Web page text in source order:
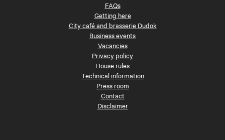
FAQs
Getting here
City café and brasserie Dudok
Business events
Vacancies
Privacy policy
House rules
Technical information
Press room
Contact
Disclaimer